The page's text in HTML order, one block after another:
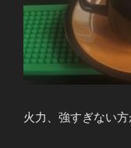
火力、強すぎない方